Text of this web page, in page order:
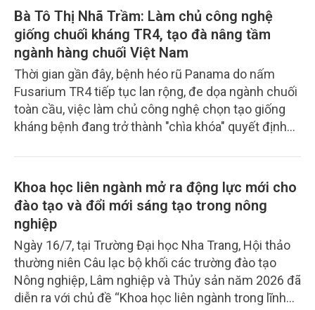
nhằm kết nối các nguồn lực, tìm kiếm giải pháp
phát triển kinh tế xanh và nâng cao sinh kế, đời
sống cho đồng bào vùng cao.
Bà Tô Thị Nhã Trầm: Làm chủ công nghệ
giống chuối kháng TR4, tạo đà nâng tầm
ngành hàng chuối Việt Nam
Thời gian gần đây, bệnh héo rũ Panama do nấm
Fusarium TR4 tiếp tục lan rộng, đe dọa ngành chuối
toàn cầu, việc làm chủ công nghệ chọn tạo giống
kháng bệnh đang trở thành "chìa khóa" quyết định
Nam, bên cạnh những thành tựu của các viện
nghiên cứu, nhiều doanh nghiệp đã mạnh dạn đầu
tư vào công nghệ sinh học, nuôi cấy mô và phát
triển các giống chuối mới có khả năng chống chịu
cao, đáp ứng yêu cầu khắt khe của thị trường xuất
khẩu. Để hiểu rõ hơn, phóng viên Tạp chí Nông
nghiệp và Môi trường đã có cuộc trao đổi với bà Tô
Thị Nhã Trầm, Tổng Giám đốc Công ty Cổ phần
Công nghệ Sinh học cây giống Việt Nam
Khoa học liên ngành mở ra động lực mới cho
đào tạo và đổi mới sáng tạo trong nông
nghiệp
Ngày 16/7, tại Trường Đại học Nha Trang, Hội thảo
thường niên Câu lạc bộ khối các trường đào tạo
Nông nghiệp, Lâm nghiệp và Thủy sản năm 2026 đã
diễn ra với chủ đề “Khoa học liên ngành trong lĩnh